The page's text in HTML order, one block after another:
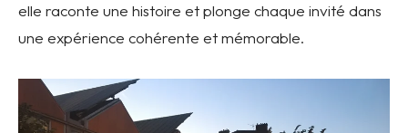
elle raconte une histoire et plonge chaque invité dans
une expérience cohérente et mémorable.